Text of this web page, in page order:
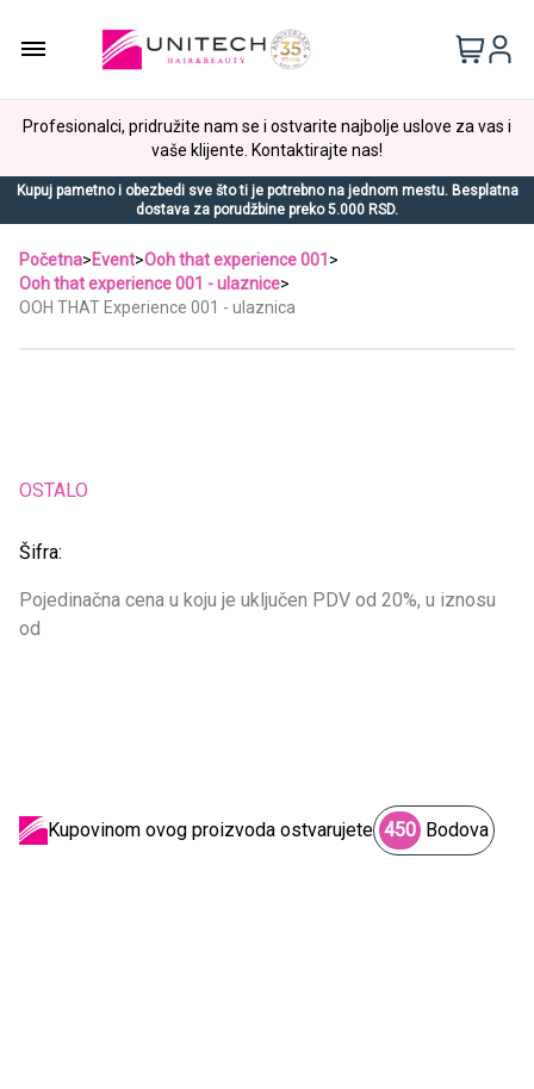
Profesionalci, pridružite nam se i ostvarite najbolje uslove za vas i
vaše klijente. Kontaktirajte nas!
Kupuj pametno i obezbedi sve što ti je potrebno na jednom mestu. Besplatna
dostava za porudžbine preko 5.000 RSD.
Početna>Event>Ooh that experience 001 >
Ooh that experience 001 - ulaznice>
OOH THAT Experience 001 - ulaznica
OSTALO
Šifra:
Pojedinačna cena u koju je uključen PDV od 20%, u iznosu
od
Kupovinom ovog proizvoda ostvarujete 450 Bodova